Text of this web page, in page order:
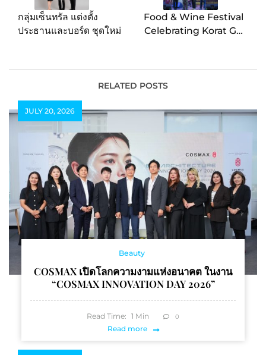
กลุ่มเซ็นทรัล แต่งตั้ง
ประธานและบอร์ด ชุดใหม่
Food & Wine Festival
Celebrating Korat GI”
จังหวัด สานต่อนโยบาย
RELATED POSTS
JULY 20, 2026
Beauty
COSMAX เปิดโลกความงามแห่งอนาคต ในงาน
“COSMAX INNOVATION DAY 2026”
Read Time: 1 Min 0
Read more